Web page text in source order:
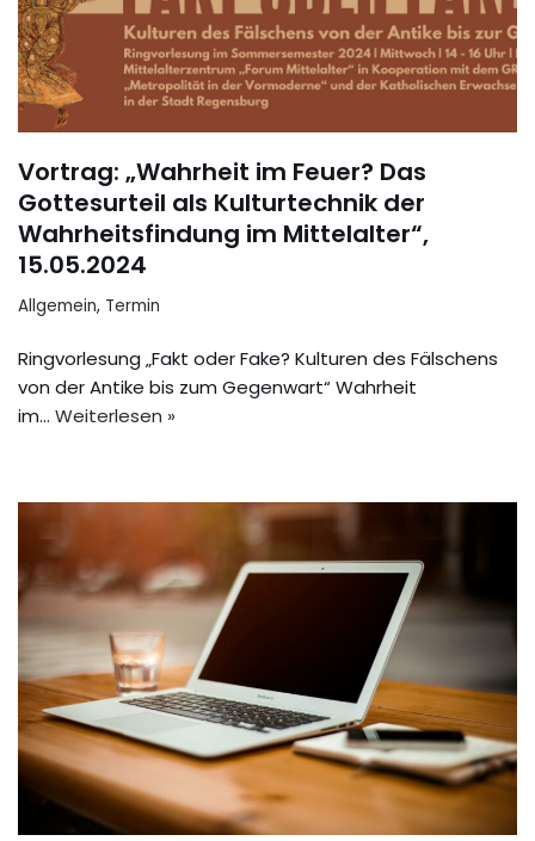
Vortrag: „Wahrheit im Feuer? Das
Gottesurteil als Kulturtechnik der
Wahrheitsfindung im Mittelalter“,
15.05.2024
Allgemein, Termin
Ringvorlesung „Fakt oder Fake? Kulturen des Fälschens
von der Antike bis zum Gegenwart“ Wahrheit
im… Weiterlesen »